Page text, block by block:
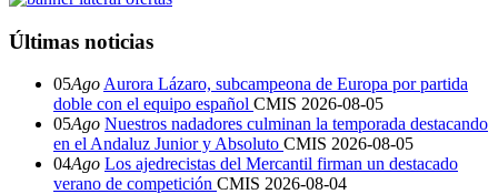
Últimas noticias
05Ago Aurora Lázaro, subcampeona de Europa por partida
doble con el equipo español CMIS 2026-08-05
05Ago Nuestros nadadores culminan la temporada destacando
en el Andaluz Junior y Absoluto CMIS 2026-08-05
04Ago Los ajedrecistas del Mercantil firman un destacado
verano de competición CMIS 2026-08-04